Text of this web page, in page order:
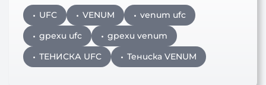
UFC VENUM
venum ufc
дрехи ufc
дрехи venum
ТЕНИСКА UFC
Тениска VENUM